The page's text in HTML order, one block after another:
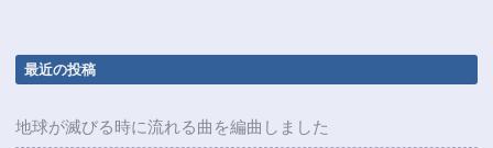
最近の投稿
地球が滅びる時に流れる曲を編曲しました